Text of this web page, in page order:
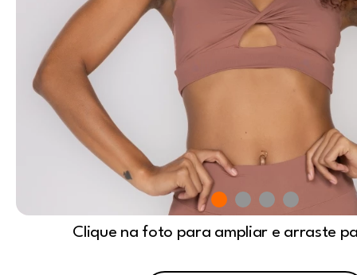
Clique na foto para ampliar e arraste